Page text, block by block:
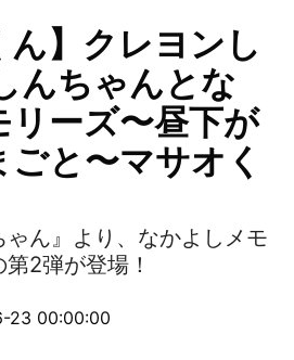
ん】クレヨンし
んちゃんとな
リーズ〜昼下が
ごと〜マサオく
ゃん』より、なかよしメモ
2弾が登場！
23 00:00:00